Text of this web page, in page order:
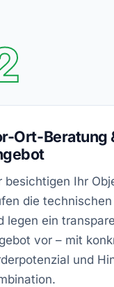
Ort-Beratung
besichtigen Ihr
die
legen ein
vor – mit
und